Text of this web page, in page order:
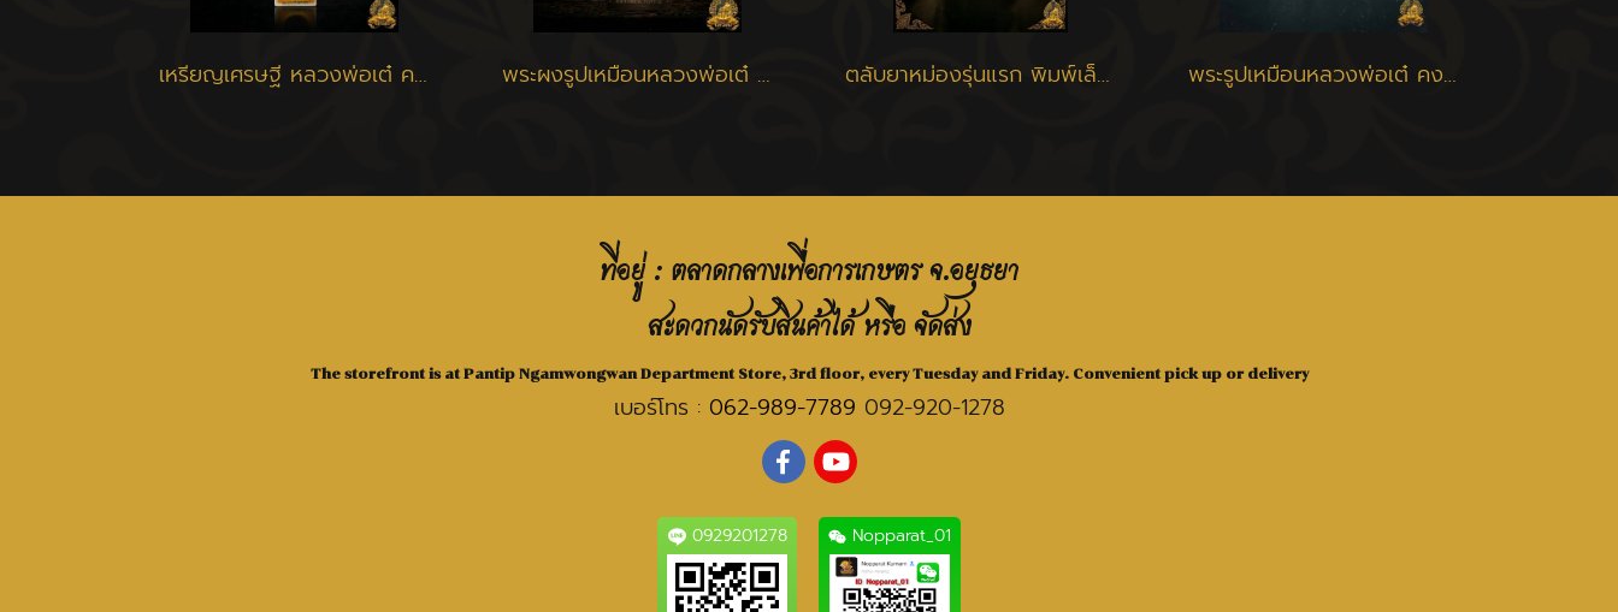
เหรียญเศรษฐี หลวงพ่อเต๋ คงทอง วัดสามง่าม จ.นครปฐม ปี 2520 พระผงรูปเหมือนหลวงพ่อเต๋ เนื้อว่าน ปี 2506 - 2510 ตลับยาหม่องรุ่นแรก พิมพ์เล็ก หลวงพ่อเต๋ วัดสามง่าม พระรูปเหมือนหลวงพ่อเต๋ คงทอง รุ่นแรก พิมพ์ใหญ่ เนื้อว่าน 108 วัดสามง่าม นครปฐม ปี 2507
ที่อยู่ : ตลาดกลางเพื่อการเกษตร จ.อยุธยา
สะดวกนัดรับสินค้าได้ หรือ จัดส่ง
The storefront is at Pantip Ngamwongwan Department Store, 3rd floor, every Tuesday and Friday. Convenient pick up or delivery
เบอร์โทร : 062-989-7789 092-920-1278
0929201278 Nopparat_01